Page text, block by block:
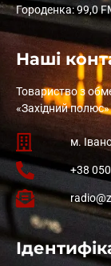
Городенка: 99,0
Наші
Товариство з
«Західний полюс»
м.
+38